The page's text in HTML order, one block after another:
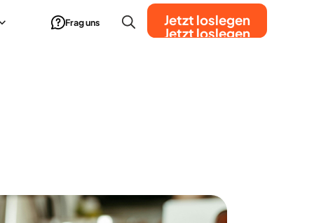
Frag uns
Jetzt loslegen
Jetzt loslegen